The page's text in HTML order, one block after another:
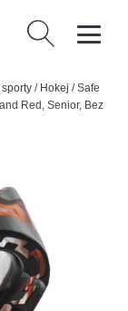
Vyhledávání
/ Hokej /Safe
Red, Senior, Bez